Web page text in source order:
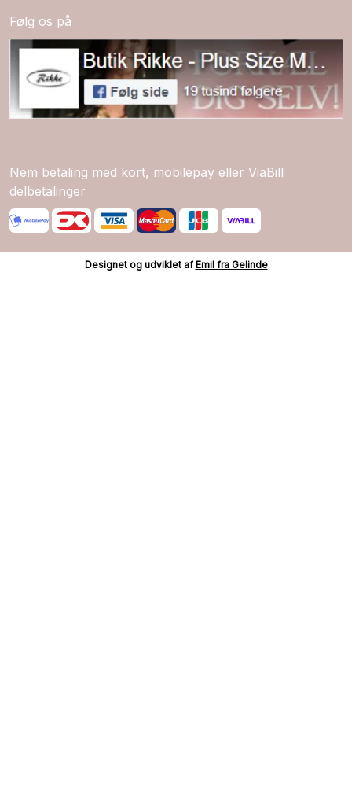
Følg os på
Nem betaling med kort, mobilepay eller ViaBill
delbetalinger
Designet og udviklet af Emil fra Gelinde